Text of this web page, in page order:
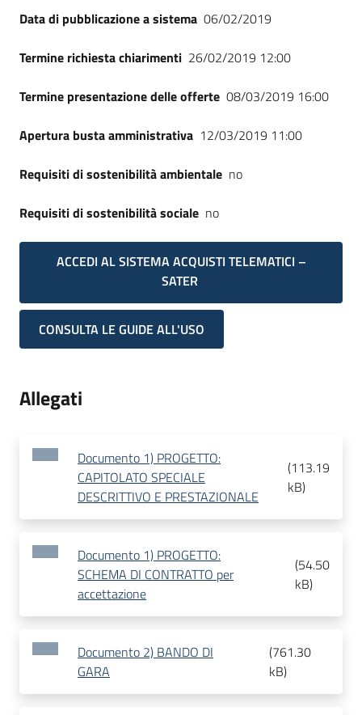
Data di pubblicazione a sistema 06/02/2019
Termine richiesta chiarimenti 26/02/2019 12:00
Termine presentazione delle offerte 08/03/2019 16:00
Apertura busta amministrativa 12/03/2019 11:00
Requisiti di sostenibilità ambientale no
Requisiti di sostenibilità sociale no
ACCEDI AL SISTEMA ACQUISTI TELEMATICI –
SATER
CONSULTA LE GUIDE ALL'USO
Allegati
Documento 1) PROGETTO:
CAPITOLATO SPECIALE
DESCRITTIVO E PRESTAZIONALE
(113.19
kB)
Documento 1) PROGETTO:
SCHEMA DI CONTRATTO per
accettazione
(54.50
kB)
Documento 2) BANDO DI
GARA
(761.30
kB)